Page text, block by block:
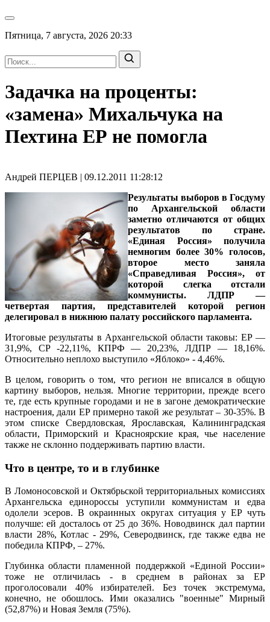
Пятница, 7 августа, 2026 20:33
Задачка на проценты:
«замена» Михальчука на
Пехтина ЕР не помогла
Андрей ПЕРЦЕВ | 09.12.2011 11:28:12
Результаты выборов в Госдуму
по Архангельской области
заметно отличаются от общих
результатов по стране.
«Единая Россия» получила
немногим более 30% голосов,
второе место заняла
«Справедливая Россия», от
которой слегка отстали
коммунисты. ЛДПР —
четвертая партия, представителей которой регион
делегировал в нижнюю палату российского парламента.
Итоговые результаты в Архангельской области таковы: ЕР —
31,9%, СР -22,11%, КПРФ — 20,23%, ЛДПР — 18,16%.
Относительно неплохо выступило «Яблоко» - 4,46%.
В целом, говорить о том, что регион не вписался в общую
картину выборов, нельзя. Многие территории, прежде всего
те, где есть крупные городами и не в загоне демократические
настроения, дали ЕР примерно такой же результат – 30-35%. В
этом списке Свердловская, Ярославская, Калининградская
области, Приморский и Красноярские края, чье население
также не склонно поддерживать партию власти.
Что в центре, то и в глубинке
В Ломоносовской и Октябрьской территориальных комиссиях
Архангельска единороссы уступили коммунистам и едва
одолели эсеров. В окраинных округах ситуация у ЕР чуть
получше: ей досталось от 25 до 36%. Новодвинск дал партии
власти 28%, Котлас - 29%, Северодвинск, где также едва не
победила КПРФ, – 27%.
Глубинка области пламенной поддержкой «Единой России»
тоже не отличилась - в среднем в районах за ЕР
проголосовали 40% избирателей. Без точек экстремума,
конечно, не обошлось. Ими оказались "военные" Мирный
(52,87%) и Новая Земля (75%).